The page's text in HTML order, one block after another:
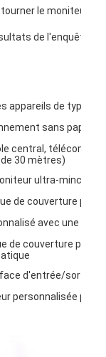
le moniteur
de l'enquête
appareils de type à
sans papier
central,
30 mètres)
ultra-mince
de couverture
avec une
de couverture
d'entrée/sortie
personnalisée pour